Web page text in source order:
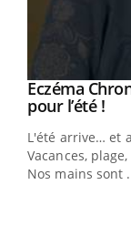
Youtube
Eczéma
pour l’été !
L'été arrive… et
Vacances,
Nos mains sont